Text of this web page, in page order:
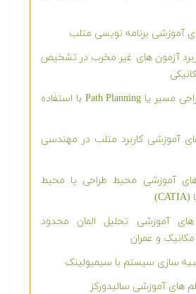
آموزشی برنامه نویسی متلب
آزمون های غیر مخرب در تشخیص
فیلم آموزشی طراحی مسیر یا Path Planning با استفاده
آموزشی کاربرد متلب در مهندسی
آموزشی محیط طراحی یا محیط
آموزشی تحلیل المان محدود
مکانیک و عمران
سازی سیستم با سیمیولینک
های آموزشی سالیدورکز